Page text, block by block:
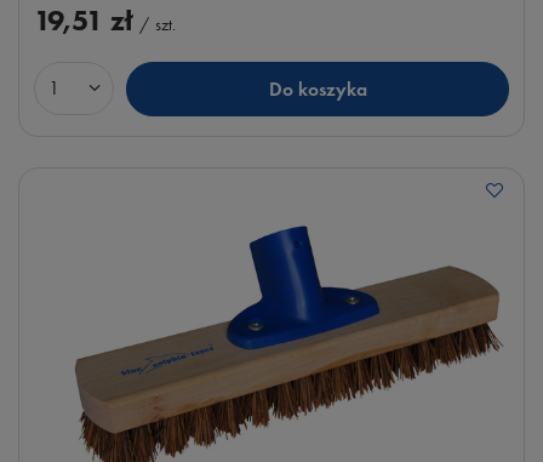
19,51 zł / szt.
Ilość produktów Do koszyka